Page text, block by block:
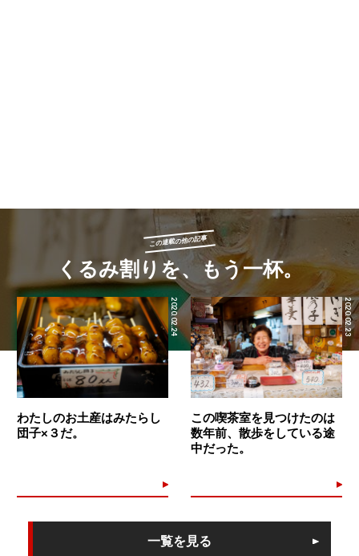
この連載の他の記事
くるみ割りを、もう一杯。
2020.02.24
わたしのお土産はみたらし
団子×３だ。
2020.02.23
この喫茶室を見つけたのは
数年前、散歩をしている途
中だった。
一覧を見る